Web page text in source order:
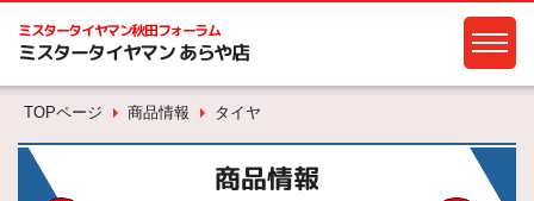
ミスタータイヤマン秋田フォーラム
ミスタータイヤマン あらや店
TOPページ 商品情報 タイヤ
商品情報